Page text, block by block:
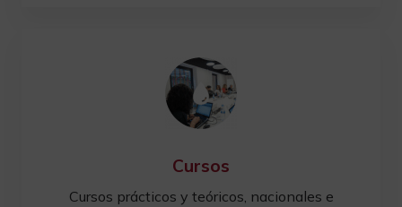
Cursos
Cursos prácticos y teóricos, nacionales e